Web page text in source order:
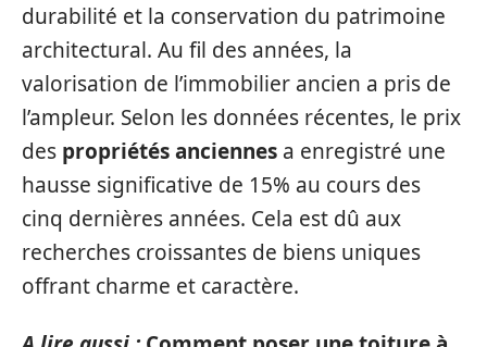
durabilité et la conservation du patrimoine
architectural. Au fil des années, la
valorisation de l’immobilier ancien a pris de
l’ampleur. Selon les données récentes, le prix
des propriétés anciennes a enregistré une
hausse significative de 15% au cours des
cinq dernières années. Cela est dû aux
recherches croissantes de biens uniques
offrant charme et caractère.